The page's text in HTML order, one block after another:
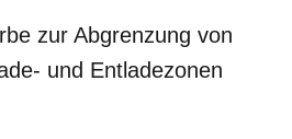
zur Abgrenzung von
und Entladezonen